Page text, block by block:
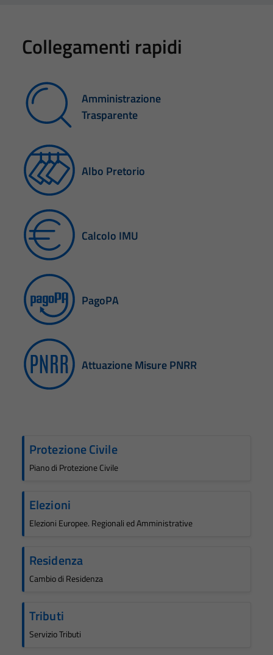
Collegamenti rapidi
Amministrazione
Trasparente
Albo Pretorio
Calcolo IMU
PagoPA
Attuazione Misure PNRR
Protezione Civile
Piano di Protezione Civile
Elezioni
Elezioni Europee. Regionali ed Amministrative
Residenza
Cambio di Residenza
Tributi
Servizio Tributi